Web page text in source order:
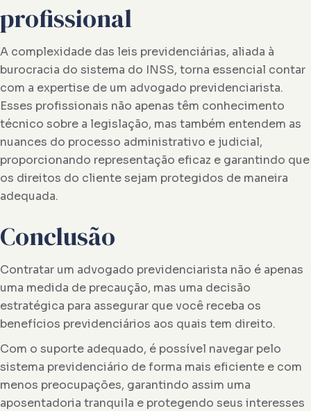
profissional
A complexidade das leis previdenciárias, aliada à
burocracia do sistema do INSS, torna essencial contar
com a expertise de um advogado previdenciarista.
Esses profissionais não apenas têm conhecimento
técnico sobre a legislação, mas também entendem as
nuances do processo administrativo e judicial,
proporcionando representação eficaz e garantindo que
os direitos do cliente sejam protegidos de maneira
adequada.
Conclusão
Contratar um advogado previdenciarista não é apenas
uma medida de precaução, mas uma decisão
estratégica para assegurar que você receba os
benefícios previdenciários aos quais tem direito.
Com o suporte adequado, é possível navegar pelo
sistema previdenciário de forma mais eficiente e com
menos preocupações, garantindo assim uma
aposentadoria tranquila e protegendo seus interesses